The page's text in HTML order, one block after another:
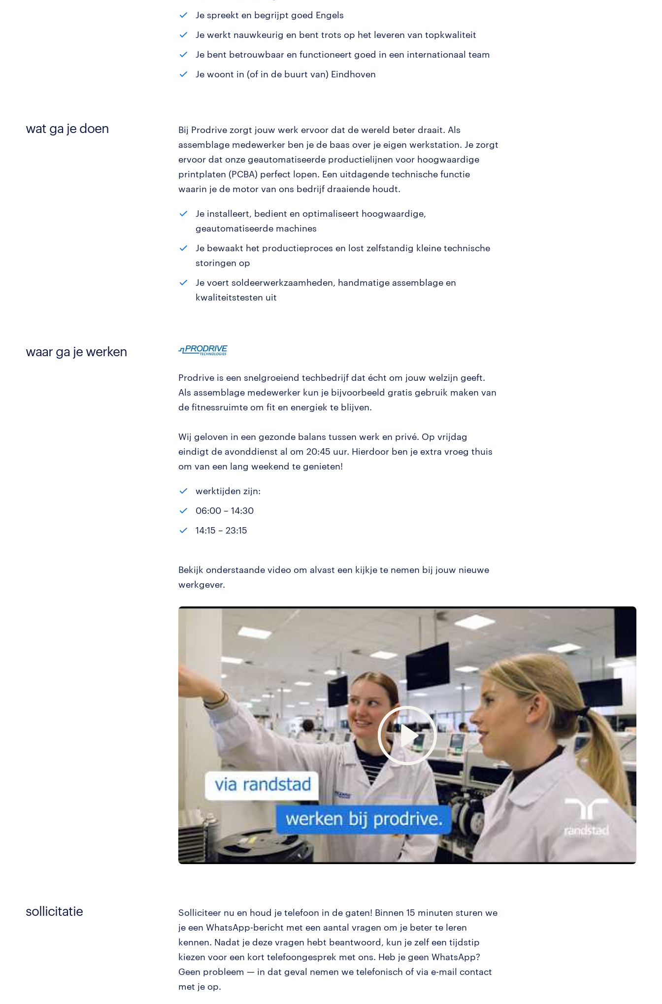
Je spreekt en begrijpt goed Engels
Je werkt nauwkeurig en bent trots op het leveren van topkwaliteit
Je bent betrouwbaar en functioneert goed in een internationaal team
Je woont in (of in de buurt van) Eindhoven
wat ga je doen
Bij Prodrive zorgt jouw werk ervoor dat de wereld beter draait. Als
assemblage medewerker ben je de baas over je eigen werkstation. Je zorgt
ervoor dat onze geautomatiseerde productielijnen voor hoogwaardige
printplaten (PCBA) perfect lopen. Een uitdagende technische functie
waarin je de motor van ons bedrijf draaiende houdt.
Je installeert, bedient en optimaliseert hoogwaardige,
geautomatiseerde machines
Je bewaakt het productieproces en lost zelfstandig kleine technische
storingen op
Je voert soldeerwerkzaamheden, handmatige assemblage en
kwaliteitstesten uit
waar ga je werken
Prodrive is een snelgroeiend techbedrijf dat écht om jouw welzijn geeft.
Als assemblage medewerker kun je bijvoorbeeld gratis gebruik maken van
de fitnessruimte om fit en energiek te blijven.
Wij geloven in een gezonde balans tussen werk en privé. Op vrijdag
eindigt de avonddienst al om 20:45 uur. Hierdoor ben je extra vroeg thuis
om van een lang weekend te genieten!
werktijden zijn:
06:00 – 14:30
14:15 – 23:15
Bekijk onderstaande video om alvast een kijkje te nemen bij jouw nieuwe
werkgever.
sollicitatie
Solliciteer nu en houd je telefoon in de gaten! Binnen 15 minuten sturen we
je een WhatsApp-bericht met een aantal vragen om je beter te leren
kennen. Nadat je deze vragen hebt beantwoord, kun je zelf een tijdstip
kiezen voor een kort telefoongesprek met ons. Heb je geen WhatsApp?
Geen probleem — in dat geval nemen we telefonisch of via e-mail contact
met je op.